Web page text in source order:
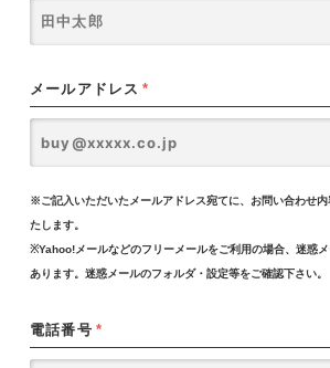
メールアドレス *
※ご記入いただいたメールアドレス宛てに、お問い合わせ
たします。
※Yahoo!メールなどのフリーメールをご利用の場合、迷惑
あります。迷惑メールのフォルダ・設定等をご確認下さい。
電話番号 *